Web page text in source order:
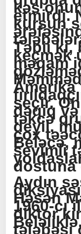
kəs
etmirdi.
kursun
Təbii ki,
keçmək
məqam
seçir.
dəqiq və
təkcə
deyil,
çox
Beləcə,
sevimli
dostuna
Aydın
Həsən
1960-cı
diktor
tələbəsi